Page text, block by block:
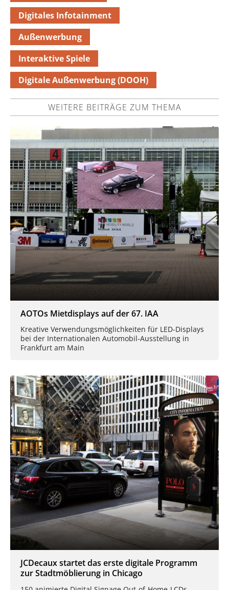
Digitales Infotainment
Außenwerbung
Interaktive Spiele
Digitale Außenwerbung (DOOH)
WEITERE BEITRÄGE ZUM THEMA
AOTOs Mietdisplays auf der 67. IAA
Kreative Verwendungsmöglichkeiten für LED-Displays
bei der Internationalen Automobil-Ausstellung in
Frankfurt am Main
JCDecaux startet das erste digitale Programm
zur Stadtmöblierung in Chicago